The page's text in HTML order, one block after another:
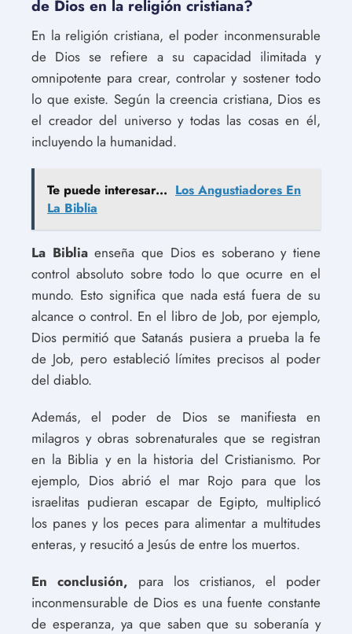
de Dios en la religión cristiana?
En la religión cristiana, el poder inconmensurable
de Dios se refiere a su capacidad ilimitada y
omnipotente para crear, controlar y sostener todo
lo que existe. Según la creencia cristiana, Dios es
el creador del universo y todas las cosas en él,
incluyendo la humanidad.
Te puede interesar... Los Angustiadores En
La Biblia
La Bibliaenseña que Dios es soberano y tiene
control absoluto sobre todo lo que ocurre en el
mundo. Esto significa que nada está fuera de su
alcance o control. En el libro de Job, por ejemplo,
Dios permitió que Satanás pusiera a prueba la fe
de Job, pero estableció límites precisos al poder
del diablo.
Además, el poder de Dios se manifiesta en
milagros y obras sobrenaturales que se registran
en la Biblia y en la historia del Cristianismo. Por
ejemplo, Dios abrió el mar Rojo para que los
israelitas pudieran escapar de Egipto, multiplicó
los panes y los peces para alimentar a multitudes
enteras, y resucitó a Jesús de entre los muertos.
En conclusión, para los cristianos, el poder
inconmensurable de Dios es una fuente constante
de esperanza, ya que saben que su soberanía y